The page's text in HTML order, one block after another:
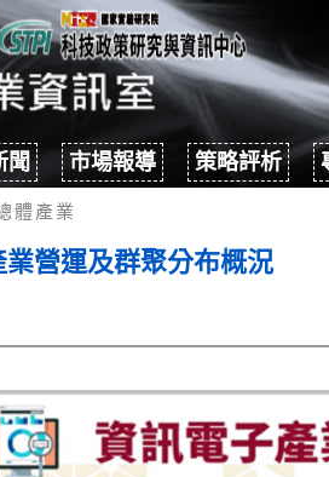
聞 市場報導 策略評析
體產業
營運及群聚分布概況